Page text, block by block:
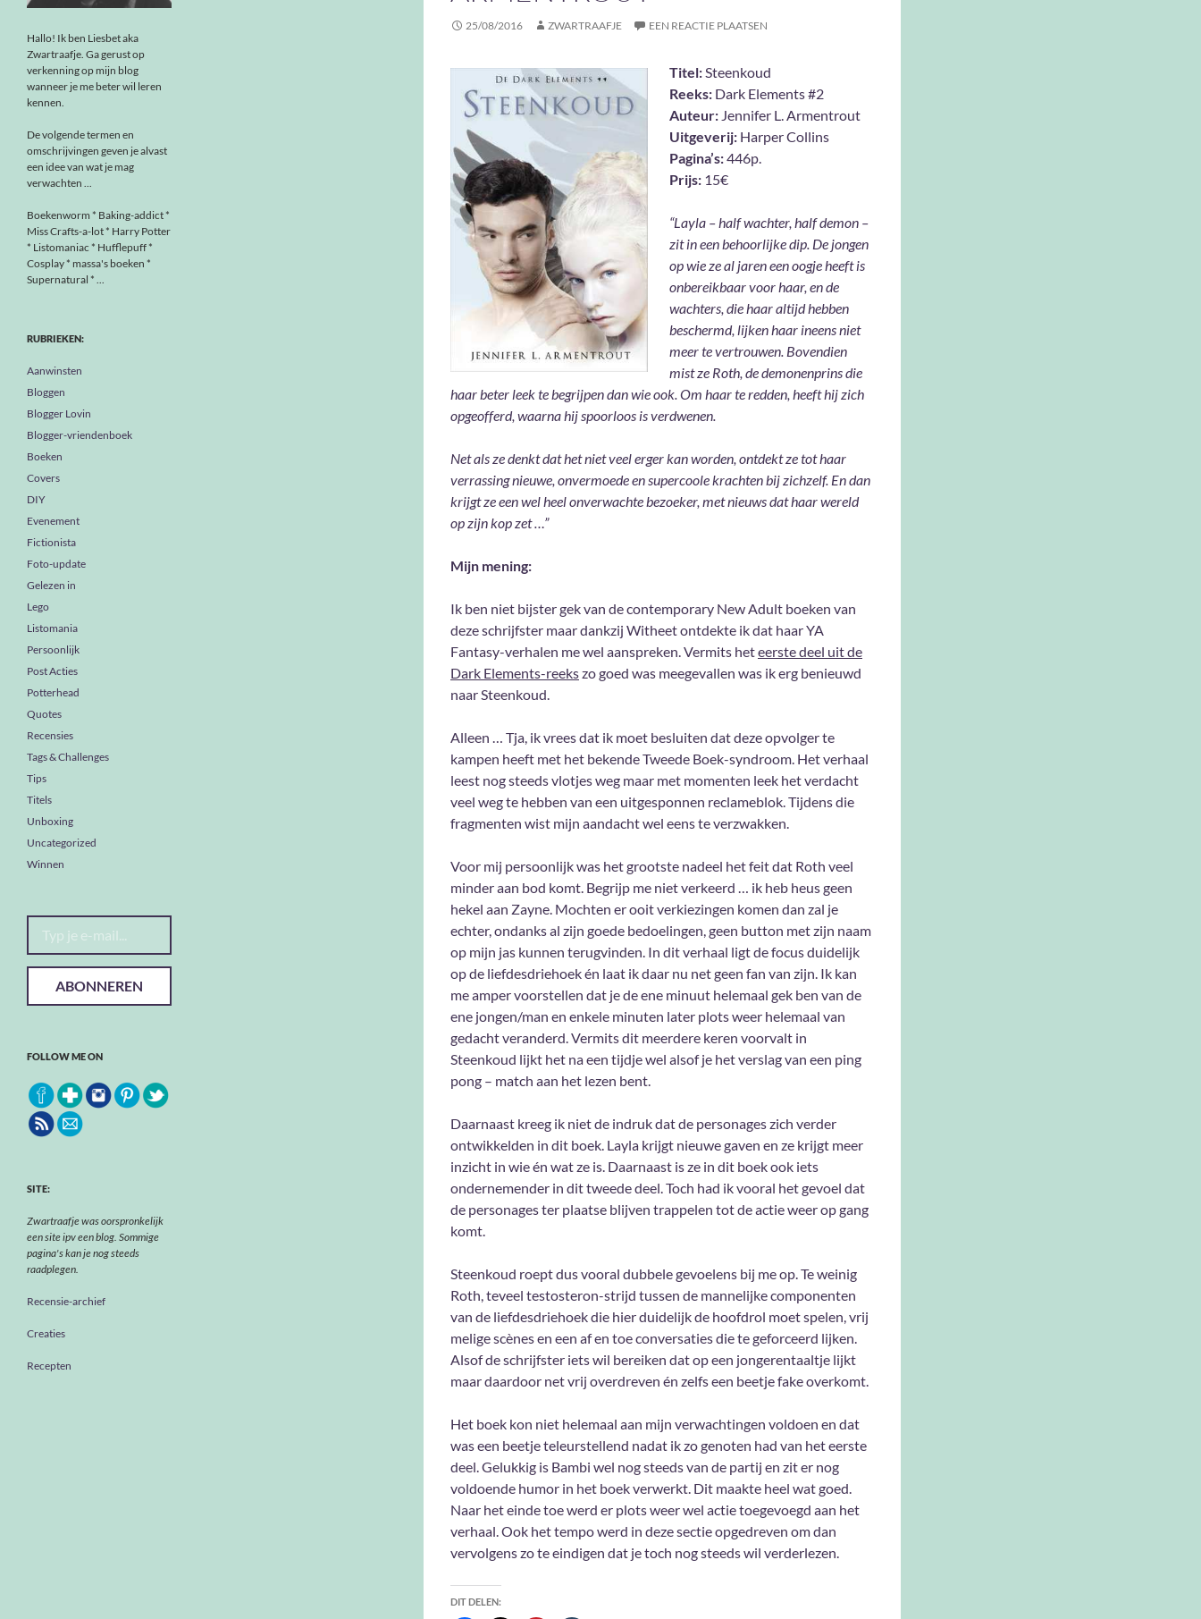
25/08/2016 ZWARTRAAFJE EEN REACTIE PLAATSEN
Titel:Steenkoud
Reeks: Dark Elements #2
Auteur: Jennifer L. Armentrout
Uitgeverij: Harper Collins
Pagina’s:446p.
Prijs: 15€
“Layla – half wachter, half demon –
zit in een behoorlijke dip. De jongen
op wie ze al jaren een oogje heeft is
onbereikbaar voor haar, en de
wachters, die haar altijd hebben
beschermd, lijken haar ineens niet
meer te vertrouwen. Bovendien
mist ze Roth, de demonenprins die
haar beter leek te begrijpen dan wie ook. Om haar te redden, heeft hij zich
opgeofferd, waarna hij spoorloos is verdwenen.
Net als ze denkt dat het niet veel erger kan worden, ontdekt ze tot haar
verrassing nieuwe, onvermoede en supercoole krachten bij zichzelf. En dan
krijgt ze een wel heel onverwachte bezoeker, met nieuws dat haar wereld
op zijn kop zet …”
Mijn mening:
Ik ben niet bijster gek van de contemporary New Adult boeken van
deze schrijfster maar dankzij Witheet ontdekte ik dat haar YA
Fantasy-verhalen me wel aanspreken. Vermits heteerste deel uit de
Dark Elements-reekszo goed was meegevallen was ik erg benieuwd
naar Steenkoud.
Alleen … Tja, ik vrees dat ik moet besluiten dat deze opvolger te
kampen heeft met het bekende Tweede Boek-syndroom. Het verhaal
leest nog steeds vlotjes weg maar met momenten leek het verdacht
veel weg te hebben van een uitgesponnen reclameblok. Tijdens die
fragmenten wist mijn aandacht wel eens te verzwakken.
Voor mij persoonlijk was het grootste nadeel het feit dat Roth veel
minder aan bod komt. Begrijp me niet verkeerd … ik heb heus geen
hekel aan Zayne. Mochten er ooit verkiezingen komen dan zal je
echter, ondanks al zijn goede bedoelingen, geen button met zijn naam
op mijn jas kunnen terugvinden. In dit verhaal ligt de focus duidelijk
op de liefdesdriehoek én laat ik daar nu net geen fan van zijn. Ik kan
me amper voorstellen dat je de ene minuut helemaal gek ben van de
ene jongen/man en enkele minuten later plots weer helemaal van
gedacht veranderd. Vermits dit meerdere keren voorvalt in
Steenkoud lijkt het na een tijdje wel alsof je het verslag van een ping
pong – match aan het lezen bent.
Daarnaast kreeg ik niet de indruk dat de personages zich verder
ontwikkelden in dit boek. Layla krijgt nieuwe gaven en ze krijgt meer
inzicht in wie én wat ze is. Daarnaast is ze in dit boek ook iets
ondernemender in dit tweede deel. Toch had ik vooral het gevoel dat
de personages ter plaatse blijven trappelen tot de actie weer op gang
komt.
Steenkoud roept dus vooral dubbele gevoelens bij me op. Te weinig
Roth, teveel testosteron-strijd tussen de mannelijke componenten
van de liefdesdriehoek die hier duidelijk de hoofdrol moet spelen, vrij
melige scènes en een af en toe conversaties die te geforceerd lijken.
Alsof de schrijfster iets wil bereiken dat op een jongerentaaltje lijkt
maar daardoor net vrij overdreven én zelfs een beetje fake overkomt.
Het boek kon niet helemaal aan mijn verwachtingen voldoen en dat
was een beetje teleurstellend nadat ik zo genoten had van het eerste
deel. Gelukkig is Bambi wel nog steeds van de partij en zit er nog
voldoende humor in het boek verwerkt. Dit maakte heel wat goed.
Naar het einde toe werd er plots weer wel actie toegevoegd aan het
verhaal. Ook het tempo werd in deze sectie opgedreven om dan
vervolgens zo te eindigen dat je toch nog steeds wil verderlezen.
DIT DELEN:
Hallo! Ik ben Liesbet aka
Zwartraafje. Ga gerust op
verkenning op mijn blog
wanneer je me beter wil leren
kennen.
De volgende termen en
omschrijvingen geven je alvast
een idee van wat je mag
verwachten ...
Boekenworm * Baking-addict *
Miss Crafts-a-lot * Harry Potter
* Listomaniac * Hufflepuff *
Cosplay * massa's boeken *
Supernatural * ...
RUBRIEKEN:
Aanwinsten
Bloggen
Blogger Lovin
Blogger-vriendenboek
Boeken
Covers
DIY
Evenement
Fictionista
Foto-update
Gelezen in
Lego
Listomania
Persoonlijk
Post Acties
Potterhead
Quotes
Recensies
Tags & Challenges
Tips
Titels
Unboxing
Uncategorized
Winnen
Typ je e-mail...
ABONNEREN
FOLLOW ME ON
SITE:
Zwartraafje was oorspronkelijk
een site ipv een blog. Sommige
pagina's kan je nog steeds
raadplegen.
Recensie-archief
Creaties
Recepten